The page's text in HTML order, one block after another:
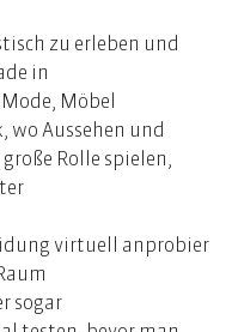
zu erleben und
in
Mode, Möbel
wo Aussehen und
große Rolle spielen,
virtuell anprobier
sogar